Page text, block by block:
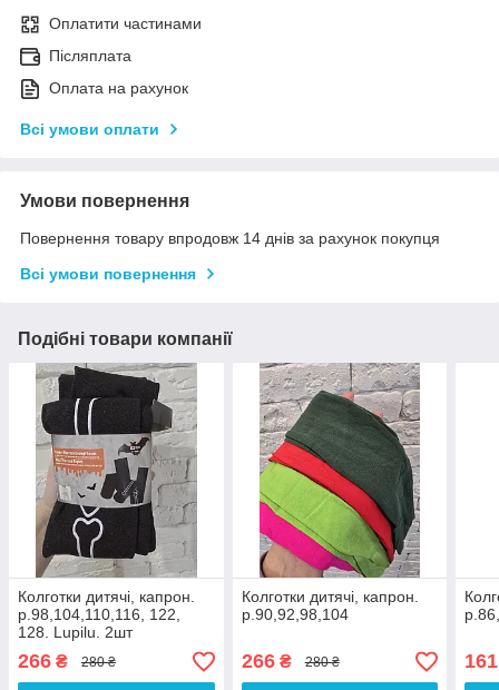
Оплатити частинами
Післяплата
Оплата на рахунок
Всі умови оплати
Умови повернення
Повернення товару впродовж 14 днів за рахунок покупця
Всі умови повернення
Подібні товари компанії
Колготки дитячі, капрон.
р.98,104,110,116, 122,
128. Lupilu. 2шт
266 ₴ 280 ₴
Колготки дитячі, капрон.
р.90,92,98,104
266₴ 280 ₴